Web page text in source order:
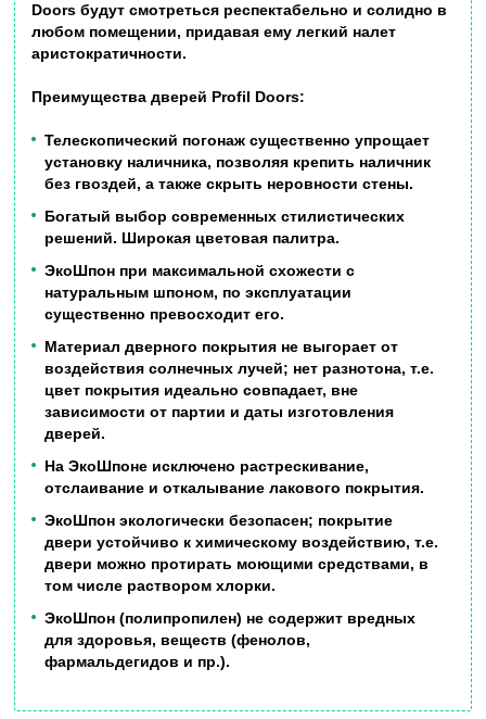
Doors будут смотреться респектабельно и солидно в
любом помещении, придавая ему легкий налет
аристократичности.
Преимущества дверей Profil Doors:
Телескопический погонаж существенно упрощает
установку наличника, позволяя крепить наличник
без гвоздей, а также скрыть неровности стены.
Богатый выбор современных стилистических
решений. Широкая цветовая палитра.
ЭкоШпон при максимальной схожести с
натуральным шпоном, по эксплуатации
существенно превосходит его.
Материал дверного покрытия не выгорает от
воздействия солнечных лучей; нет разнотона, т.е.
цвет покрытия идеально совпадает, вне
зависимости от партии и даты изготовления
дверей.
На ЭкоШпоне исключено растрескивание,
отслаивание и откалывание лакового покрытия.
ЭкоШпон экологически безопасен; покрытие
двери устойчиво к химическому воздействию, т.е.
двери можно протирать моющими средствами, в
том числе раствором хлорки.
ЭкоШпон (полипропилен) не содержит вредных
для здоровья, веществ (фенолов,
фармальдегидов и пр.).